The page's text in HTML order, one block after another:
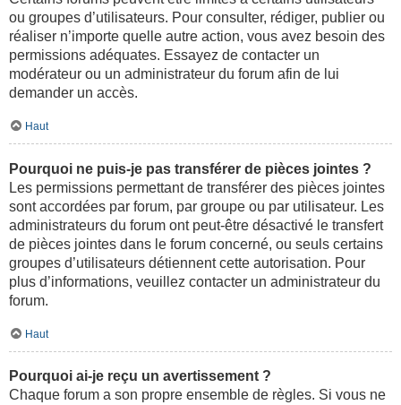
ou groupes d’utilisateurs. Pour consulter, rédiger, publier ou
réaliser n’importe quelle autre action, vous avez besoin des
permissions adéquates. Essayez de contacter un
modérateur ou un administrateur du forum afin de lui
demander un accès.
Haut
Pourquoi ne puis-je pas transférer de pièces jointes ?
Les permissions permettant de transférer des pièces jointes
sont accordées par forum, par groupe ou par utilisateur. Les
administrateurs du forum ont peut-être désactivé le transfert
de pièces jointes dans le forum concerné, ou seuls certains
groupes d’utilisateurs détiennent cette autorisation. Pour
plus d’informations, veuillez contacter un administrateur du
forum.
Haut
Pourquoi ai-je reçu un avertissement ?
Chaque forum a son propre ensemble de règles. Si vous ne